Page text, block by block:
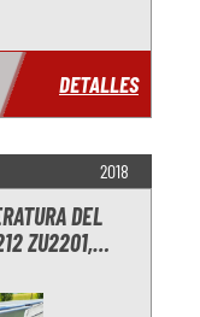
DETALLES
2018
DEL
ZU2201,